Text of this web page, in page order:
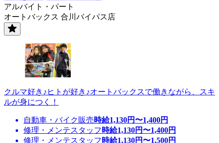
アルバイト・パート
オートバックス 合川バイパス店
クルマ好き♪ヒトが好き♪オートバックスで働きながら、スキ
ルが身につく！
自動車・バイク販売時給1,130円〜1,400円
修理・メンテスタッフ 時給1,130円〜1,400円
修理・メンテスタッフ 時給1,130円〜1,500円